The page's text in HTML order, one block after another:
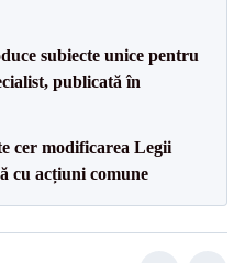
subiecte unice pentru
publicată în
cer modificarea Legii
cu acțiuni comune